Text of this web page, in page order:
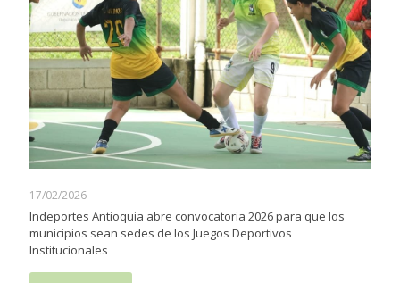
17/02/2026
Indeportes Antioquia abre convocatoria 2026 para que los
municipios sean sedes de los Juegos Deportivos
Institucionales